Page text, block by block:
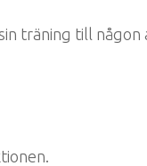
träning till någon